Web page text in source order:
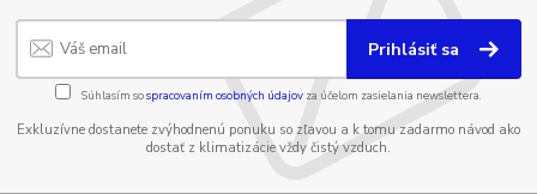
Prihlásiť sa
Súhlasím sospracovaním osobných údajov za účelom zasielania newslettera.
Exkluzívne dostanete zvýhodnenú ponuku so zľavou a k tomu zadarmo návod ako
dostať z klimatizácie vždy čistý vzduch.